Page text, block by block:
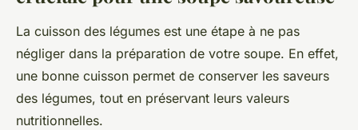
La cuisson des légumes est une étape à ne pas
négliger dans la préparation de votre soupe. En effet,
une bonne cuisson permet de conserver les saveurs
des légumes, tout en préservant leurs valeurs
nutritionnelles.